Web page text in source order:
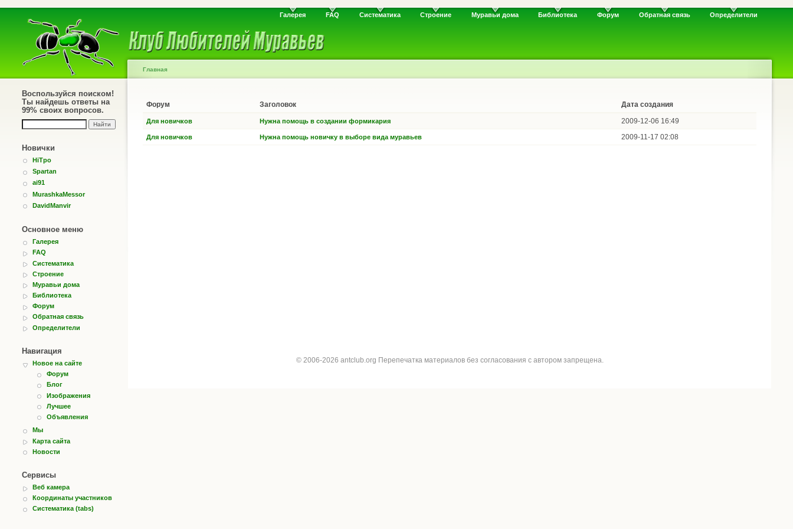
Галерея FAQ Систематика Строение Муравьи дома Библиотека Форум Обратная связь Определители
Воспользуйся поиском!
Ты найдешь ответы на
99% своих вопросов.
Новички
HiTpo
Spartan
ai91
MurashkaMessor
DavidManvir
Основное меню
Галерея
FAQ
Систематика
Строение
Муравьи дома
Библиотека
Форум
Обратная связь
Определители
Навигация
Новое на сайте
Форум
Блог
Изображения
Лучшее
Объявления
Мы
Карта сайта
Новости
Сервисы
Веб камера
Координаты участников
Систематика (tabs)
Главная
Форум Заголовок Дата создания
Для новичков Нужна помощь в создании формикария 2009-12-06 16:49
Для новичков Нужна помощь новичку в выборе вида муравьев 2009-11-17 02:08
© 2006-2026 antclub.org Перепечатка материалов без согласования с автором запрещена.